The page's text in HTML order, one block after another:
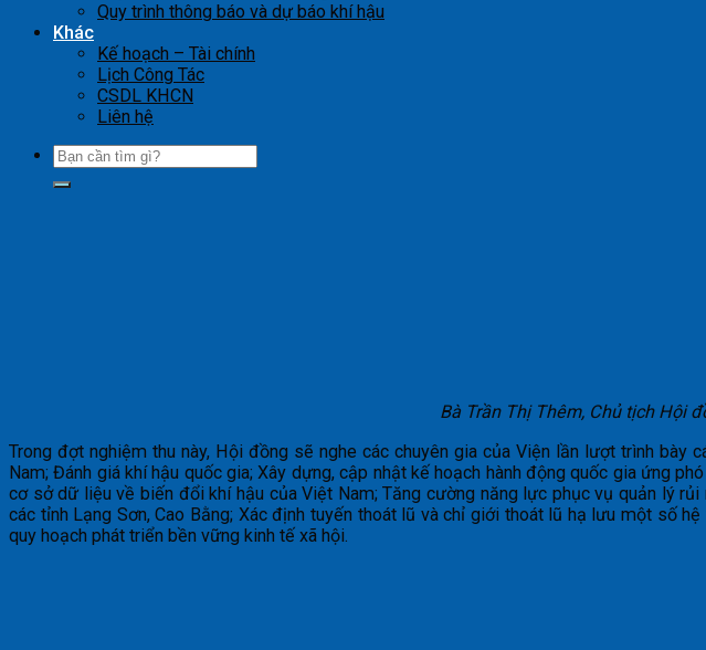
Quy trình thông báo và dự báo khí hậu
Khác
Kế hoạch – Tài chính
Lịch Công Tác
CSDL KHCN
Liên hệ
Bà Trần Thị Thêm, Chủ tịch Hội
Trong đợt nghiệm thu này, Hội đồng sẽ nghe các chuyên gia của Viện lần lượt trình
Nam; Đánh giá khí hậu quốc gia; Xây dựng, cập nhật kế hoạch hành động quốc gia ứng
cơ sở dữ liệu về biến đổi khí hậu của Việt Nam; Tăng cường năng lực phục vụ quản lý
các tỉnh Lạng Sơn, Cao Bằng; Xác định tuyến thoát lũ và chỉ giới thoát lũ hạ lưu một số
quy hoạch phát triển bền vững kinh tế xã hội.